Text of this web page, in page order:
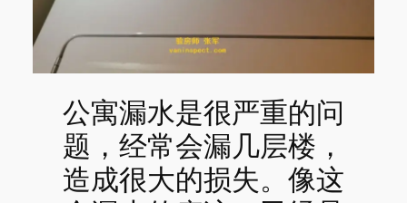
公寓漏水是很严重的问
题，经常会漏几层楼，
造成很大的损失。像这